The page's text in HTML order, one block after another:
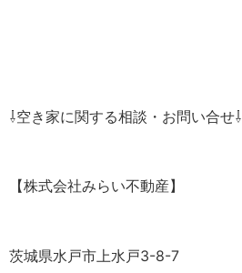
⇩空き家に関する相談・お問い合せ⇩
【株式会社みらい不動産】
茨城県水戸市上水戸3-8-7